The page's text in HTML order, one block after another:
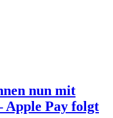
nun mit
Apple Pay folgt